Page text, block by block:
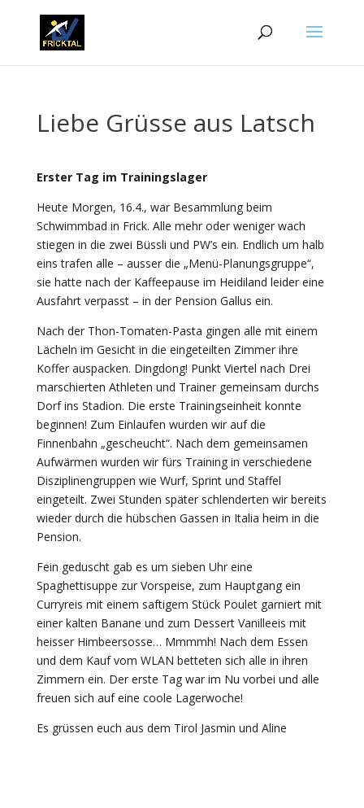
Liebe Grüsse aus Latsch
Erster Tag im Trainingslager
Heute Morgen, 16.4., war Besammlung beim
Schwimmbad in Frick. Alle mehr oder weniger wach
stiegen in die zwei Büssli und PW’s ein. Endlich um halb
eins trafen alle – ausser die „Menü-Planungsgruppe“,
sie hatte nach der Kaffeepause im Heidiland leider eine
Ausfahrt verpasst – in der Pension Gallus ein.
Nach der Thon-Tomaten-Pasta gingen alle mit einem
Lächeln im Gesicht in die eingeteilten Zimmer ihre
Koffer auspacken. Dingdong! Punkt Viertel nach Drei
marschierten Athleten und Trainer gemeinsam durchs
Dorf ins Stadion. Die erste Trainingseinheit konnte
beginnen! Zum Einlaufen wurden wir auf die
Finnenbahn „gescheucht“. Nach dem gemeinsamen
Aufwärmen wurden wir fürs Training in verschiedene
Disziplinengruppen wie Wurf, Sprint und Staffel
eingeteilt. Zwei Stunden später schlenderten wir bereits
wieder durch die hübschen Gassen in Italia heim in die
Pension.
Fein geduscht gab es um sieben Uhr eine
Spaghettisuppe zur Vorspeise, zum Hauptgang ein
Curryreis mit einem saftigem Stück Poulet garniert mit
einer kalten Banane und zum Dessert Vanilleeis mit
heisser Himbeersosse… Mmmmh! Nach dem Essen
und dem Kauf vom WLAN betteten sich alle in ihren
Zimmern ein. Der erste Tag war im Nu vorbei und alle
freuen sich auf eine coole Lagerwoche!
Es grüssen euch aus dem Tirol Jasmin und Aline